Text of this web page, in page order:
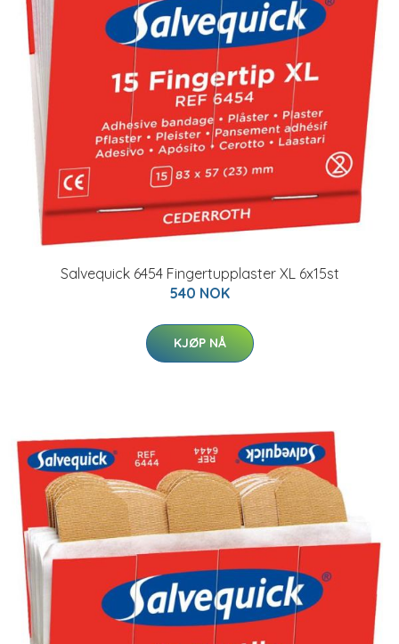
Salvequick 6454 Fingertupplaster XL 6x15st
540 NOK
KJØP NÅ